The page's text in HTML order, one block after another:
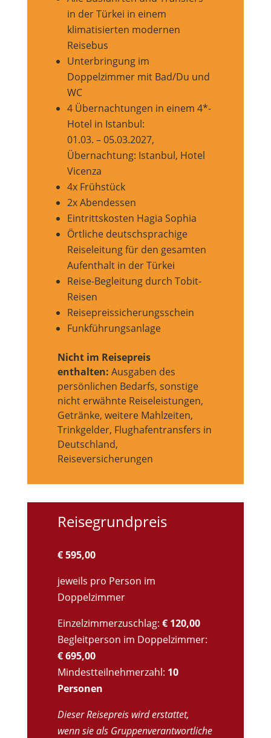
in der Türkei in einem
klimatisierten modernen
Reisebus
Unterbringung im
Doppelzimmer mit Bad/Du und
WC
4 Übernachtungen in einem 4*-
Hotel in Istanbul:
01.03. – 05.03.2027,
Übernachtung: Istanbul, Hotel
Vicenza
4x Frühstück
2x Abendessen
Eintrittskosten Hagia Sophia
Örtliche deutschsprachige
Reiseleitung für den gesamten
Aufenthalt in der Türkei
Reise-Begleitung durch Tobit-
Reisen
Reisepreissicherungsschein
Funkführungsanlage
Nicht im Reisepreis
enthalten: Ausgaben des
persönlichen Bedarfs, sonstige
nicht erwähnte Reiseleistungen,
Getränke, weitere Mahlzeiten,
Trinkgelder, Flughafentransfers in
Deutschland,
Reiseversicherungen
Reisegrundpreis
€ 595,00
jeweils pro Person im
Doppelzimmer
Einzelzimmerzuschlag: € 120,00
Begleitperson im Doppelzimmer:
€ 695,00
Mindestteilnehmerzahl: 10
Personen
Dieser Reisepreis wird erstattet,
wenn sie als Gruppenverantwortliche